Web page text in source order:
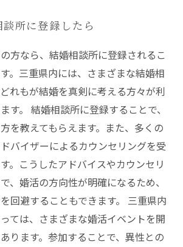
所に登録したら
方なら、結婚相談所に登録されるこ
。三重県内には、さまざまな結婚相
れもが結婚を真剣に考える方々が利
す。 結婚相談所に登録することで、
を教えてもらえます。また、多くの
バイザーによるカウンセリングを受
。こうしたアドバイスやカウンセリ
、婚活の方向性が明確になるため、
回避することもできます。 三重県内
ては、さまざまな婚活イベントを開
ります。参加することで、異性との